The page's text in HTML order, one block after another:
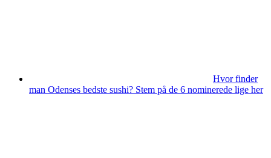
Hvor finder
man Odenses bedste sushi? Stem på de 6 nominerede lige her